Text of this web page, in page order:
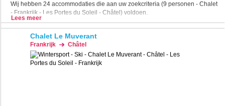
Wij hebben 24 accommodaties die aan uw zoekcriteria (9 personen - Chalet
- Frankrijk - Les Portes du Soleil - Châtel) voldoen.
Lees meer
Chalet Le Muverant
Frankrijk Châtel